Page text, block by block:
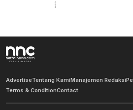
AdvertiseTentang KamiManajemen Redaksi
Terms & ConditionContact